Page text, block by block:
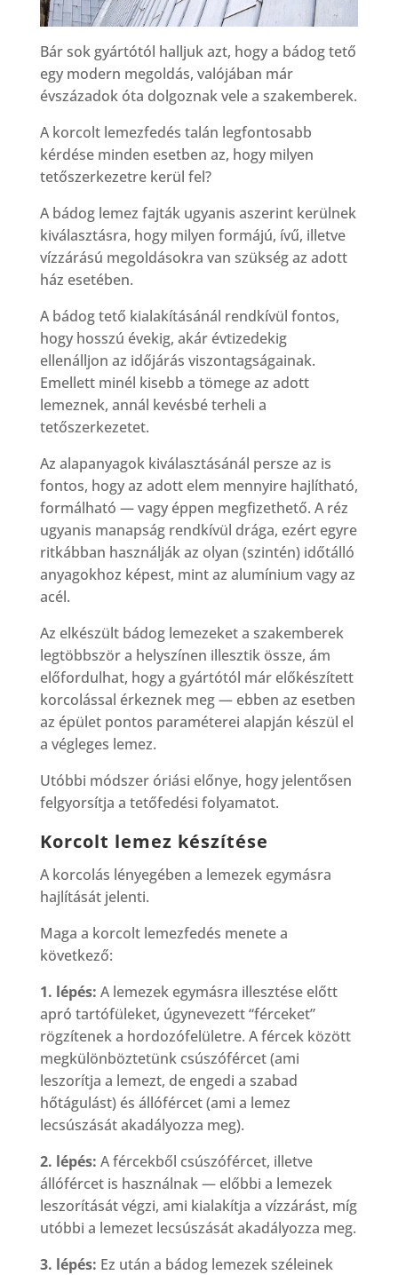
Bár sok gyártótól halljuk azt, hogy a bádog tető
egy modern megoldás, valójában már
évszázadok óta dolgoznak vele a szakemberek.
A korcolt lemezfedés talán legfontosabb
kérdése minden esetben az, hogy milyen
tetőszerkezetre kerül fel?
A bádog lemez fajták ugyanis aszerint kerülnek
kiválasztásra, hogy milyen formájú, ívű, illetve
vízzárású megoldásokra van szükség az adott
ház esetében.
A bádog tető kialakításánál rendkívül fontos,
hogy hosszú évekig, akár évtizedekig
ellenálljon az időjárás viszontagságainak.
Emellett minél kisebb a tömege az adott
lemeznek, annál kevésbé terheli a
tetőszerkezetet.
Az alapanyagok kiválasztásánál persze az is
fontos, hogy az adott elem mennyire hajlítható,
formálható — vagy éppen megfizethető. A réz
ugyanis manapság rendkívül drága, ezért egyre
ritkábban használják az olyan (szintén) időtálló
anyagokhoz képest, mint az alumínium vagy az
acél.
Az elkészült bádog lemezeket a szakemberek
legtöbbször a helyszínen illesztik össze, ám
előfordulhat, hogy a gyártótól már előkészített
korcolással érkeznek meg — ebben az esetben
az épület pontos paraméterei alapján készül el
a végleges lemez.
Utóbbi módszer óriási előnye, hogy jelentősen
felgyorsítja a tetőfedési folyamatot.
Korcolt lemez készítése
A korcolás lényegében a lemezek egymásra
hajlítását jelenti.
Maga a korcolt lemezfedés menete a
következő:
1. lépés: A lemezek egymásra illesztése előtt
apró tartófüleket, úgynevezett “férceket”
rögzítenek a hordozófelületre. A fércek között
megkülönböztetünk csúszófércet (ami
leszorítja a lemezt, de engedi a szabad
hőtágulást) és állófércet (ami a lemez
lecsúszását akadályozza meg).
2. lépés: A fércekből csúszófércet, illetve
állófércet is használnak — előbbi a lemezek
leszorítását végzi, ami kialakítja a vízzárást, míg
utóbbi a lemezet lecsúszását akadályozza meg.
3. lépés: Ez után a bádog lemezek széleinek